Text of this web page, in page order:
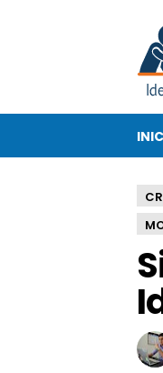
v
E
m
p
r
d
e
n
o